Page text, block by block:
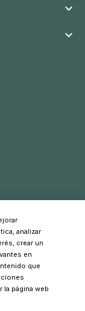


analizar
crear un
en
que
la página web